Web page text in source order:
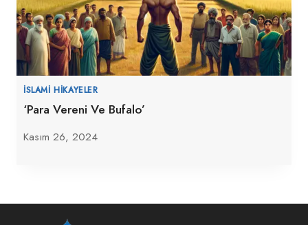
İSLAMI HIKAYELER
‘Para Vereni Ve Bufalo’
Kasım 26, 2024